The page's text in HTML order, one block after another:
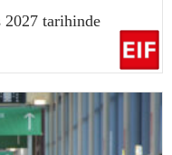
2027 tarihinde